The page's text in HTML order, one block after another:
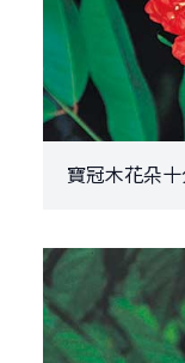
寶冠木花朵